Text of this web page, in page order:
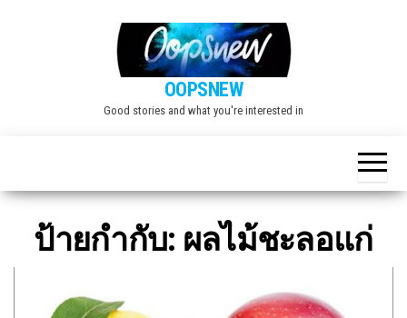
OOPSNEW
Good stories and what you're interested in
ป้ายกำกับ: ผลไม้ชะลอแก่